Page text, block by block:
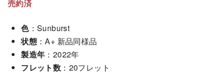
売約済
色：Sunburst
状態 ：A+ 新品同様品
製造年 ：2022年
フレット数 ：20フレット